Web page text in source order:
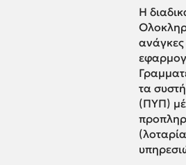
Η
ανάγκες
τα
(ΠΥΠ)